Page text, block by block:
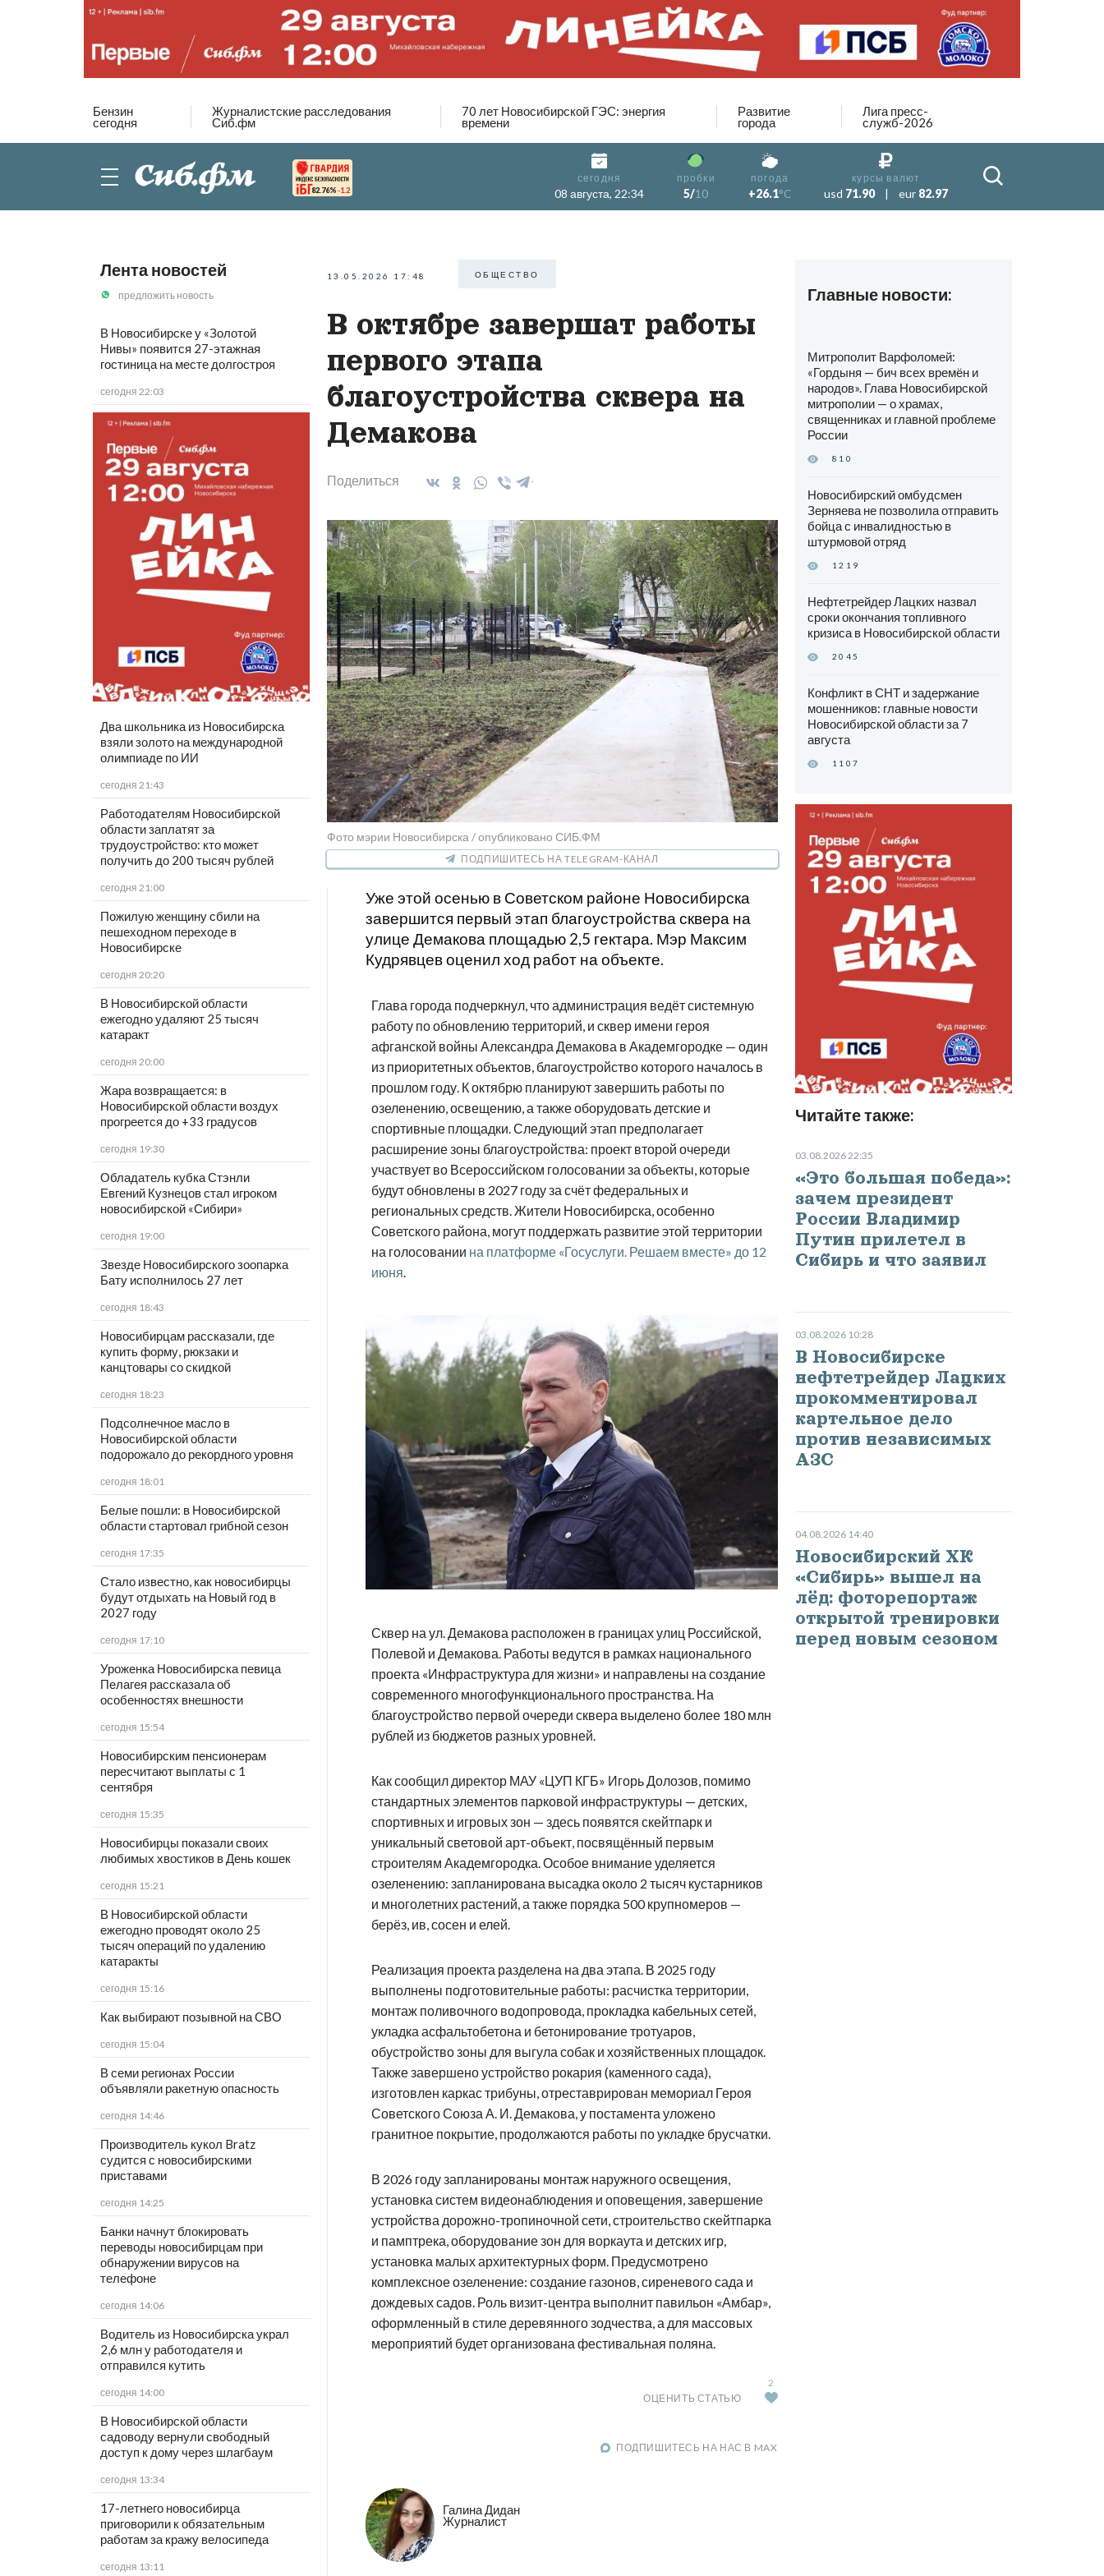
Бензин
сегодня
Журналистские расследования
Сиб.фм
70 лет Новосибирской ГЭС: энергия
времени
Развитие
города
Лига пресс-
служб-2026
82.76% -1.2
сегодня
08 августа, 22:34
пробки
5/10
погода
+26.1°C
курсы валют
usd 71.90 | eur 82.97
Лента новостей
предложить новость
В Новосибирске у «Золотой
Нивы» появится 27-этажная
гостиница на месте долгостроя
сегодня 22:03
Два школьника из Новосибирска
взяли золото на международной
олимпиаде по ИИ
сегодня 21:43
Работодателям Новосибирской
области заплатят за
трудоустройство: кто может
получить до 200 тысяч рублей
сегодня 21:00
Пожилую женщину сбили на
пешеходном переходе в
Новосибирске
сегодня 20:20
В Новосибирской области
ежегодно удаляют 25 тысяч
катаракт
сегодня 20:00
Жара возвращается: в
Новосибирской области воздух
прогреется до +33 градусов
сегодня 19:30
Обладатель кубка Стэнли
Евгений Кузнецов стал игроком
новосибирской «Сибири»
сегодня 19:00
Звезде Новосибирского зоопарка
Бату исполнилось 27 лет
сегодня 18:43
Новосибирцам рассказали, где
купить форму, рюкзаки и
канцтовары со скидкой
сегодня 18:23
Подсолнечное масло в
Новосибирской области
подорожало до рекордного уровня
сегодня 18:01
Белые пошли: в Новосибирской
области стартовал грибной сезон
сегодня 17:35
Стало известно, как новосибирцы
будут отдыхать на Новый год в
2027 году
сегодня 17:10
Уроженка Новосибирска певица
Пелагея рассказала об
особенностях внешности
сегодня 15:54
Новосибирским пенсионерам
пересчитают выплаты с 1
сентября
сегодня 15:35
Новосибирцы показали своих
любимых хвостиков в День кошек
сегодня 15:21
В Новосибирской области
ежегодно проводят около 25
тысяч операций по удалению
катаракты
сегодня 15:16
Как выбирают позывной на СВО
сегодня 15:04
В семи регионах России
объявляли ракетную опасность
сегодня 14:46
Производитель кукол Bratz
судится с новосибирскими
приставами
сегодня 14:25
Банки начнут блокировать
переводы новосибирцам при
обнаружении вирусов на
телефоне
сегодня 14:06
Водитель из Новосибирска украл
2,6 млн у работодателя и
отправился кутить
сегодня 14:00
В Новосибирской области
садоводу вернули свободный
доступ к дому через шлагбаум
сегодня 13:34
17-летнего новосибирца
приговорили к обязательным
работам за кражу велосипеда
сегодня 13:11
13.05.2026 17:48 ОБЩЕСТВО
В октябре завершат работы
первого этапа
благоустройства сквера на
Демакова
Поделиться
Фото мэрии Новосибирска / опубликовано СИБ.ФМ
ПОДПИШИТЕСЬ НА TELEGRAM-КАНАЛ
Уже этой осенью в Советском районе Новосибирска
завершится первый этап благоустройства сквера на
улице Демакова площадью 2,5 гектара. Мэр Максим
Кудрявцев оценил ход работ на объекте.
Глава города подчеркнул, что администрация ведёт системную
работу по обновлению территорий, и сквер имени героя
афганской войны Александра Демакова в Академгородке — один
из приоритетных объектов, благоустройство которого началось в
прошлом году. К октябрю планируют завершить работы по
озеленению, освещению, а также оборудовать детские и
спортивные площадки. Следующий этап предполагает
расширение зоны благоустройства: проект второй очереди
участвует во Всероссийском голосовании за объекты, которые
будут обновлены в 2027 году за счёт федеральных и
региональных средств. Жители Новосибирска, особенно
Советского района, могут поддержать развитие этой территории
на голосовании на платформе «Госуслуги. Решаем вместе» до 12
июня.
Сквер на ул. Демакова расположен в границах улиц Российской,
Полевой и Демакова. Работы ведутся в рамках национального
проекта «Инфраструктура для жизни» и направлены на создание
современного многофункционального пространства. На
благоустройство первой очереди сквера выделено более 180 млн
рублей из бюджетов разных уровней.
Как сообщил директор МАУ «ЦУП КГБ» Игорь Долозов, помимо
стандартных элементов парковой инфраструктуры — детских,
спортивных и игровых зон — здесь появятся скейтпарк и
уникальный световой арт-объект, посвящённый первым
строителям Академгородка. Особое внимание уделяется
озеленению: запланирована высадка около 2 тысяч кустарников
и многолетних растений, а также порядка 500 крупномеров —
берёз, ив, сосен и елей.
Реализация проекта разделена на два этапа. В 2025 году
выполнены подготовительные работы: расчистка территории,
монтаж поливочного водопровода, прокладка кабельных сетей,
укладка асфальтобетона и бетонирование тротуаров,
обустройство зоны для выгула собак и хозяйственных площадок.
Также завершено устройство рокария (каменного сада),
изготовлен каркас трибуны, отреставрирован мемориал Героя
Советского Союза А. И. Демакова, у постамента уложено
гранитное покрытие, продолжаются работы по укладке брусчатки.
В 2026 году запланированы монтаж наружного освещения,
установка систем видеонаблюдения и оповещения, завершение
устройства дорожно-тропиночной сети, строительство скейтпарка
и памптрека, оборудование зон для воркаута и детских игр,
установка малых архитектурных форм. Предусмотрено
комплексное озеленение: создание газонов, сиреневого сада и
дождевых садов. Роль визит-центра выполнит павильон «Амбар»,
оформленный в стиле деревянного зодчества, а для массовых
мероприятий будет организована фестивальная поляна.
ОЦЕНИТЬ СТАТЬЮ
2
ПОДПИШИТЕСЬ НА НАС В MAX
Галина Дидан
Журналист
Главные новости:
Митрополит Варфоломей:
«Гордыня — бич всех времён и
народов». Глава Новосибирской
митрополии — о храмах,
священниках и главной проблеме
России
810
Новосибирский омбудсмен
Зерняева не позволила отправить
бойца с инвалидностью в
штурмовой отряд
1219
Нефтетрейдер Лацких назвал
сроки окончания топливного
кризиса в Новосибирской области
2045
Конфликт в СНТ и задержание
мошенников: главные новости
Новосибирской области за 7
августа
1107
Читайте также:
03.08.2026 22:35
«Это большая победа»:
зачем президент
России Владимир
Путин прилетел в
Сибирь и что заявил
03.08.2026 10:28
В Новосибирске
нефтетрейдер Лацких
прокомментировал
картельное дело
против независимых
АЗС
04.08.2026 14:40
Новосибирский ХК
«Сибирь» вышел на
лёд: фоторепортаж
открытой тренировки
перед новым сезоном